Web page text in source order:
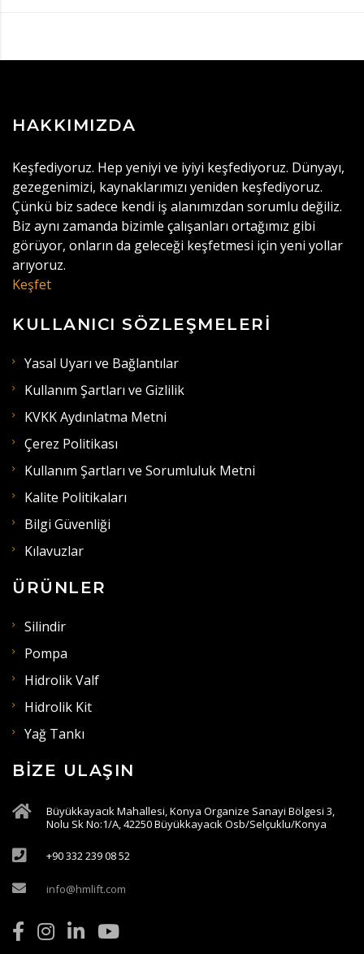
HAKKIMIZDA
Keşfediyoruz. Hep yeniyi ve iyiyi keşfediyoruz. Dünyayı,
gezegenimizi, kaynaklarımızı yeniden keşfediyoruz.
Çünkü biz sadece kendi iş alanımızdan sorumlu değiliz.
Biz aynı zamanda bizimle çalışanları ortağımız gibi
görüyor, onların da geleceği keşfetmesi için yeni yollar
arıyoruz.
Keşfet
KULLANICI SÖZLEŞMELERI
Yasal Uyarı ve Bağlantılar
Kullanım Şartları ve Gizlilik
KVKK Aydınlatma Metni
Çerez Politikası
Kullanım Şartları ve Sorumluluk Metni
Kalite Politikaları
Bilgi Güvenliği
Kılavuzlar
ÜRÜNLER
Silindir
Pompa
Hidrolik Valf
Hidrolik Kit
Yağ Tankı
BIZE ULAŞIN
Büyükkayacık Mahallesi, Konya Organize Sanayi Bölgesi 3,
Nolu Sk No:1/A, 42250 Büyükkayacık Osb/Selçuklu/Konya
+90 332 239 08 52
info@hmlift.com